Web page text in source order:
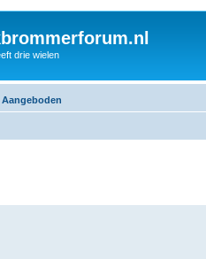
drie wielen
Aangeboden